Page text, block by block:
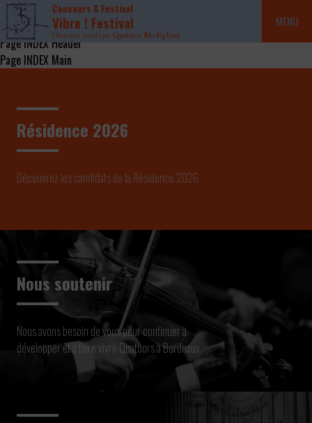
Concours & Festival
Vibre ! Festival
Direction artistique Quatuor Modigliani
MENU
Page INDEX Header
Page INDEX Main
Résidence 2026
Découvrez les candidats de la Résidence 2026
Nous soutenir
Nous avons besoin de vous pour continuer à
développer et à faire vivre Quatuors à Bordeaux